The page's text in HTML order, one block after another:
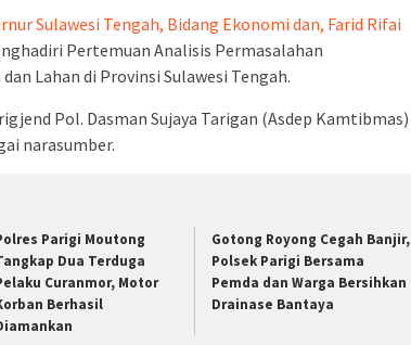
Sulawesi Tengah, Bidang Ekonomi dan, Farid Rifai
Pertemuan Analisis Permasalahan
Lahan di Provinsi Sulawesi Tengah.
Pol. Dasman Sujaya Tarigan (Asdep Kamtibmas)
narasumber.
Parigi Moutong
Dua Terduga
Curanmor, Motor
Berhasil
Gotong Royong Cegah Banjir,
Polsek Parigi Bersama
Pemda dan Warga Bersihkan
Drainase Bantaya